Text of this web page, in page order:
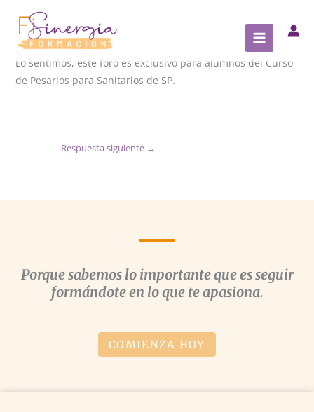
contenido
Lo sentimos, este foro es exclusivo para alumnos del Curso
de Pesarios para Sanitarios de SP.
Respuesta siguiente →
Porque sabemos lo importante que es seguir
formándote en lo que te apasiona.
COMIENZA HOY